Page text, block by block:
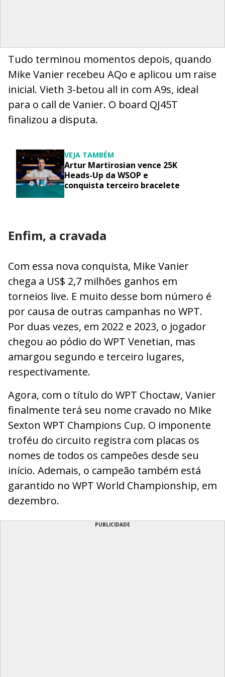
Tudo terminou momentos depois, quando
Mike Vanier recebeu AQo e aplicou um raise
inicial. Vieth 3-betou all in com A9s, ideal
para o call de Vanier. O board QJ45T
finalizou a disputa.
VEJA TAMBÉM
Artur Martirosian vence 25K
Heads-Up da WSOP e
conquista terceiro bracelete
Enfim, a cravada
Com essa nova conquista, Mike Vanier
chega a US$ 2,7 milhões ganhos em
torneios live. E muito desse bom número é
por causa de outras campanhas no WPT.
Por duas vezes, em 2022 e 2023, o jogador
chegou ao pódio do WPT Venetian, mas
amargou segundo e terceiro lugares,
respectivamente.
Agora, com o título do WPT Choctaw, Vanier
finalmente terá seu nome cravado no Mike
Sexton WPT Champions Cup. O imponente
troféu do circuito registra com placas os
nomes de todos os campeões desde seu
início. Ademais, o campeão também está
garantido no WPT World Championship, em
dezembro.
PUBLICIDADE